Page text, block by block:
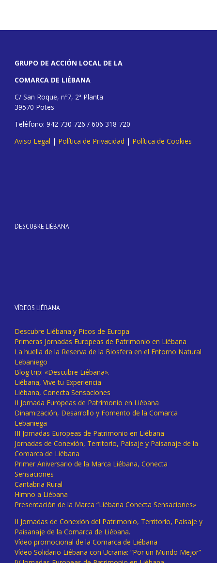
GRUPO DE ACCIÓN LOCAL DE LA
COMARCA DE LIÉBANA
C/ San Roque, nº7, 2ª Planta
39570 Potes
Teléfono: 942 730 726 / 606 318 720
Aviso Legal | Política de Privacidad | Política de Cookies
DESCUBRE LIÉBANA
VÍDEOS LIÉBANA
Descubre Liébana y Picos de Europa
Primeras Jornadas Europeas de Patrimonio en Liébana
La huella de la Reserva de la Biosfera en el Entorno Natural
Lebaniego
Blog trip: «Descubre Liébana».
Liébana, Vive tu Experiencia
Liébana, Conecta Sensaciones
II Jornada Europeas de Patrimonio en Liébana
Dinamización, Desarrollo y Fomento de la Comarca
Lebaniega
III Jornadas Europeas de Patrimonio en Liébana
Jornadas de Conexión, Territorio, Paisaje y Paisanaje de la
Comarca de Liébana
Primer Aniversario de la Marca Liébana, Conecta
Sensaciones
Cantabria Rural
Himno a Liébana
Presentación de la Marca “Liébana Conecta Sensaciones»
II Jornadas de Conexión del Patrimonio, Territorio, Paisaje y
Paisanaje de la Comarca de Liébana.
Vídeo promocional de la Comarca de Liébana
Vídeo Solidario Liébana con Ucrania: “Por un Mundo Mejor”